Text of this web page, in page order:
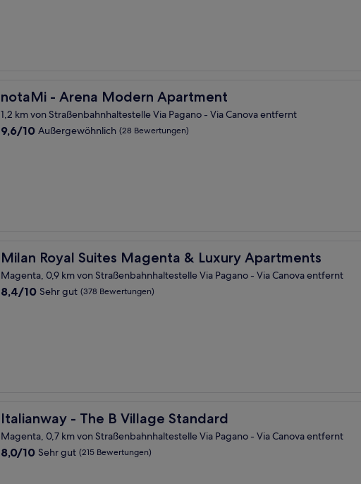
notaMi - Arena Modern Apartment
notaMi - Arena Modern Apartment
1,2 km von Straßenbahnhaltestelle Via Pagano - Via Canova entfernt
9.6
9,6/10 Außergewöhnlich (28 Bewertungen)
Milan Royal Suites Magenta & Luxury Apartments
Milan Royal Suites Magenta & Luxury Apartments
Magenta, 0,9 km von Straßenbahnhaltestelle Via Pagano - Via Canova entfernt
8.4
8,4/10 Sehr gut (378 Bewertungen)
Italianway - The B Village Standard
Italianway - The B Village Standard
Magenta, 0,7 km von Straßenbahnhaltestelle Via Pagano - Via Canova entfernt
8.0
8,0/10 Sehr gut (215 Bewertungen)